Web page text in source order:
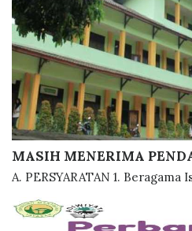
MASIH MENERIMA
A. PERSYARATAN 1. Beragama